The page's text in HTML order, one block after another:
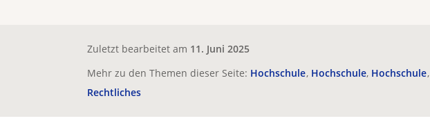
Zuletzt bearbeitet am 11. Juni 2025
Mehr zu den Themen dieser Seite: Hochschule Hochschule Hochschule
Rechtliches